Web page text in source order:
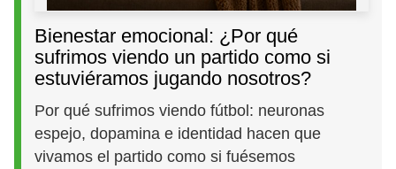
Bienestar emocional: ¿Por qué
sufrimos viendo un partido como si
estuviéramos jugando nosotros?
Por qué sufrimos viendo fútbol: neuronas
espejo, dopamina e identidad hacen que
vivamos el partido como si fuésemos